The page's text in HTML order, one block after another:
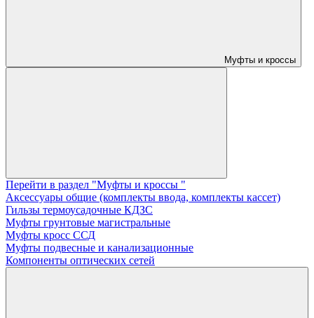
Муфты и кроссы
Перейти в раздел "Муфты и кроссы "
Аксессуары общие (комплекты ввода, комплекты кассет)
Гильзы термоусадочные КДЗС
Муфты грунтовые магистральные
Муфты кросс ССД
Муфты подвесные и канализационные
Компоненты оптических сетей